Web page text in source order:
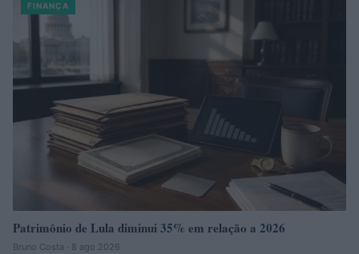
FINANÇA
Patrimônio de Lula diminui 35% em relação a 2026
Bruno Costa · 8 ago 2026